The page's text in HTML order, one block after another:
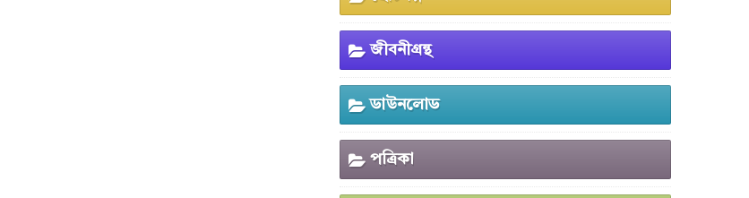
জীবনীগ্রন্থ
ডাউনলোড
পত্রিকা